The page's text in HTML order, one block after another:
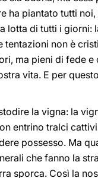
ha piantato tutti
lotta di tutti i
tentazioni non è
ma pieni di fede
vita. E per
la vigna: la
entrino tralci
possesso. Ma
che fanno la
sporca. Così la